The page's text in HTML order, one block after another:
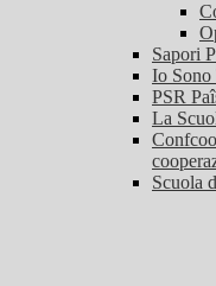
Sapori
Io Sono
PSR
La
Scuola